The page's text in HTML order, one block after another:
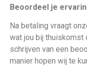
Beoordeel je
Na betaling vraagt
wat jou bij
schrijven van een
manier hopen wij te